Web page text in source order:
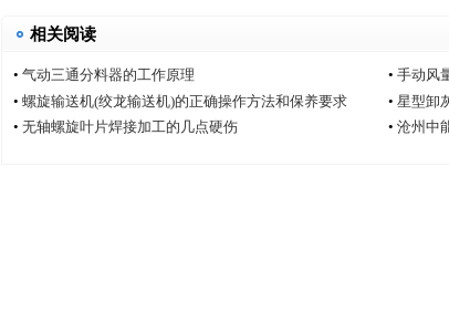
相关阅读
• 气动三通分料器的工作原理 • 手动风
• 螺旋输送机(绞龙输送机)的正确操作方法和保养要求 • 星型卸
• 无轴螺旋叶片焊接加工的几点硬伤 • 沧州中